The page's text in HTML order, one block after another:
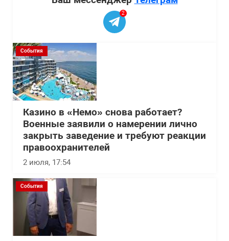
2
События
Казино в «Немо» снова работает?
Военные заявили о намерении лично
закрыть заведение и требуют реакции
правоохранителей
2 июля, 17:54
События